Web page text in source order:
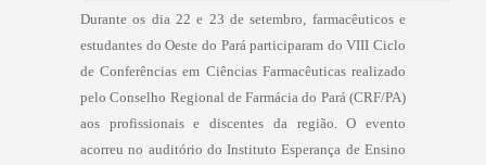
Durante os dia 22 e 23 de setembro, farmacêuticos e
estudantes do Oeste do Pará participaram do VIII Ciclo
de Conferências em Ciências Farmacêuticas realizado
pelo Conselho Regional de Farmácia do Pará (CRF/PA)
aos profissionais e discentes da região. O evento
acorreu no auditório do Instituto Esperança de Ensino